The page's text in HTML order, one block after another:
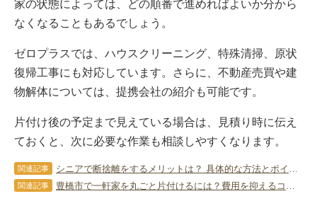
家の状態によっては、どの順番で進めればよいか分から
なくなることもあるでしょう。
ゼロプラスでは、ハウスクリーニング、特殊清掃、原状
復帰工事にも対応しています。さらに、不動産売買や建
物解体については、提携会社の紹介も可能です。
片付け後の予定まで見えている場合は、見積り時に伝え
ておくと、次に必要な作業も相談しやすくなります。
関連記事
関連記事